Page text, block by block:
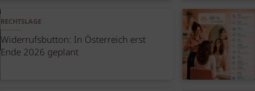
RECHTSLAGE
Widerrufsbutton: In Österreich erst
Ende 2026 geplant